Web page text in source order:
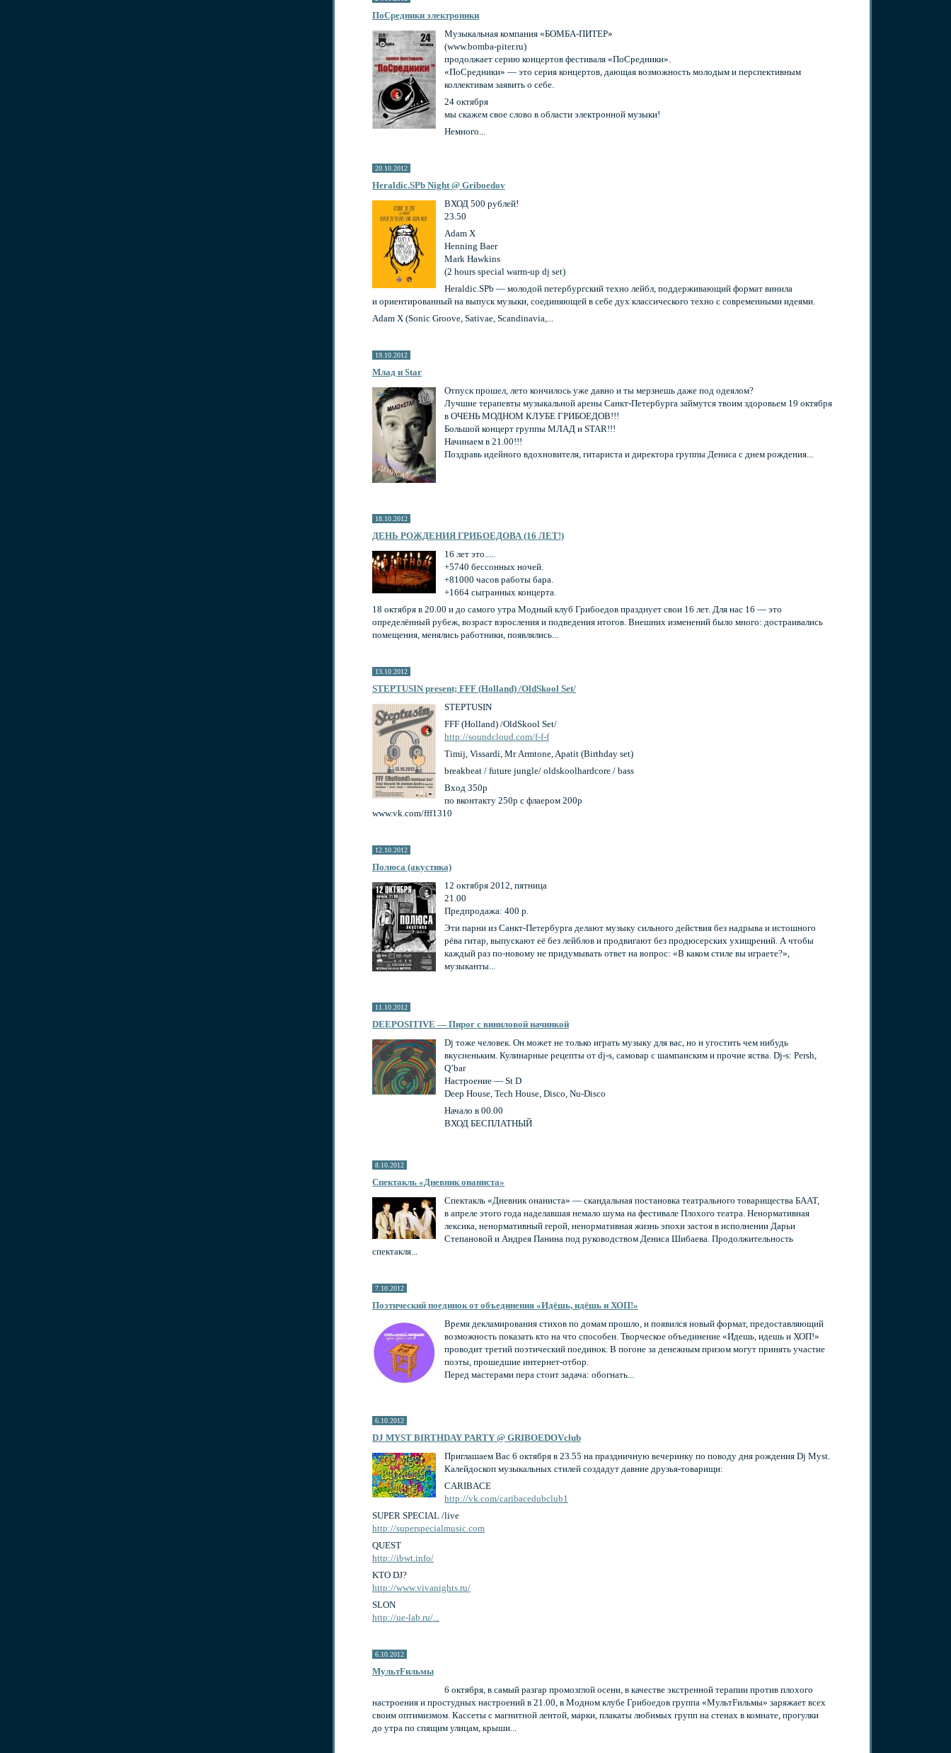
ПоСредники электроники
Музыкальная компания «БОМБА-ПИТЕР»
(www.bomba-piter.ru)
продолжает серию концертов фестиваля «ПоСредники».
«ПоСредники» — это серия концертов, дающая возможность молодым и перспективным
коллективам заявить о себе.
24 октября
мы скажем свое слово в области электронной музыки!
Немного...
20.10.2012
Heraldic.SPb Night @ Griboedov
ВХОД 500 рублей!
23.50
Adam X
Henning Baer
Mark Hawkins
(2 hours special warm-up dj set)
Heraldic.SPb — молодой петербургский техно лейбл, поддерживающий формат винила
и ориентированный на выпуск музыки, соединяющей в себе дух классического техно с современными идеями.
Adam X (Sonic Groove, Sativae, Scandinavia,...
19.10.2012
Млад и Star
Отпуск прошел, лето кончилось уже давно и ты мерзнешь даже под одеялом?
Лучшие терапевты музыкальной арены Санкт-Петербурга займутся твоим здоровьем 19 октября
в ОЧЕНЬ МОДНОМ КЛУБЕ ГРИБОЕДОВ!!!
Большой концерт группы МЛАД и STAR!!!
Начинаем в 21.00!!!
Поздравь идейного вдохновителя, гитариста и директора группы Дениса с днем рождения...
18.10.2012
ДЕНЬ РОЖДЕНИЯ ГРИБОЕДОВА (16 ЛЕТ!)
16 лет это.....
+5740 бессонных ночей.
+81000 часов работы бара.
+1664 сыгранных концерта.
18 октября в 20.00 и до самого утра Модный клуб Грибоедов празднует свои 16 лет. Для нас 16 — это
определённый рубеж, возраст взросления и подведения итогов. Внешних изменений было много: достраивались
помещения, менялись работники, появлялись...
13.10.2012
STEPTUSIN present; FFF (Holland) /OldSkool Set/
STEPTUSIN
FFF (Holland) /OldSkool Set/
http://soundcloud.com/f-f-f
Timij, Vissardi, Mr Armtone, Apatit (Birthday set)
breakbeat / future jungle/ oldskoolhardcore / bass
Вход 350р
по вконтакту 250р с флаером 200р
www.vk.com/fff1310
12.10.2012
Полюса (акустика)
12 октября 2012, пятница
21.00
Предпродажа: 400 р.
Эти парни из Санкт-Петербурга делают музыку сильного действия без надрыва и истошного
рёва гитар, выпускают её без лейблов и продвигают без продюсерских ухищрений. А чтобы
каждый раз по-новому не придумывать ответ на вопрос: «В каком стиле вы играете?»,
музыканты...
11.10.2012
DEEPOSITIVE — Пирог с виниловой начинкой
Dj тоже человек. Он может не только играть музыку для вас, но и угостить чем нибудь
вкусненьким. Кулинарные рецепты от dj-s, самовар с шампанским и прочие яства. Dj-s: Persh,
Q’bar
Настроение — St D
Deep House, Tech House, Disco, Nu-Disco
Начало в 00.00
ВХОД БЕСПЛАТНЫЙ
8.10.2012
Спектакль «Дневник онаниста»
Спектакль «Дневник онаниста» — скандальная постановка театрального товарищества БААТ,
в апреле этого года наделавшая немало шума на фестивале Плохого театра. Ненормативная
лексика, ненормативный герой, ненормативная жизнь эпохи застоя в исполнении Дарьи
Степановой и Андрея Панина под руководством Дениса Шибаева. Продолжительность
спектакля...
7.10.2012
Поэтический поединок от объединения «Идёшь, идёшь и ХОП!»
Время декламирования стихов по домам прошло, и появился новый формат, предоставляющий
возможность показать кто на что способен. Творческое объединение «Идешь, идешь и ХОП!»
проводит третий поэтический поединок. В погоне за денежным призом могут принять участие
поэты, прошедшие интернет-отбор.
Перед мастерами пера стоит задача: обогнать...
6.10.2012
DJ MYST BIRTHDAY PARTY @ GRIBOEDOVclub
Приглашаем Вас 6 октября в 23.55 на праздничную вечеринку по поводу дня рождения Dj Myst.
Калейдоскоп музыкальных стилей создадут давние друзья-товарищи:
CARIBACE
http://vk.com/caribacedubclub1
SUPER SPECIAL /live
http://superspecialmusic.com
QUEST
http://ibwt.info/
KTO DJ?
http://www.vivanights.ru/
SLON
http://ue-lab.ru/...
6.10.2012
МультFильмы
6 октября, в самый разгар промозглой осени, в качестве экстренной терапии против плохого
настроения и простудных настроений в 21.00, в Модном клубе Грибоедов группа «МультFильмы» заряжает всех
своим оптимизмом. Кассеты с магнитной лентой, марки, плакаты любимых групп на стенах в комнате, прогулки
до утра по спящим улицам, крыши...